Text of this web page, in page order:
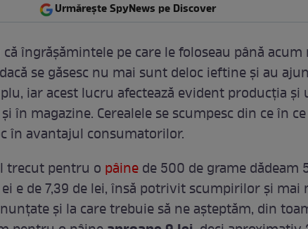
Urmărește SpyNews pe Discover
îngrășămintele pe care le foloseau până acum
se găsesc nu mai sunt deloc ieftine și au
iar acest lucru afectează evident producția
în magazine. Cerealele se scumpesc din ce în
în avantajul consumatorilor.
trecut pentru o pâinede 500 de grame dădeam
e de 7,39 de lei, însă potrivit scumpirilor și mai
și la care trebuie să ne așteptăm, din